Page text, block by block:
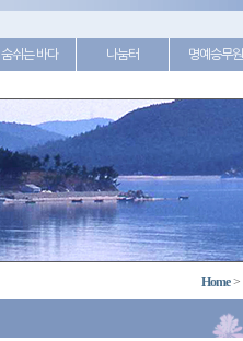
숨쉬는 바다 나눔터 명예승무원
Home>